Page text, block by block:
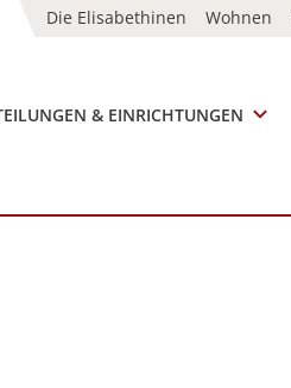
& EINRICHTUNGEN
Die Elisabethinen Wohnen